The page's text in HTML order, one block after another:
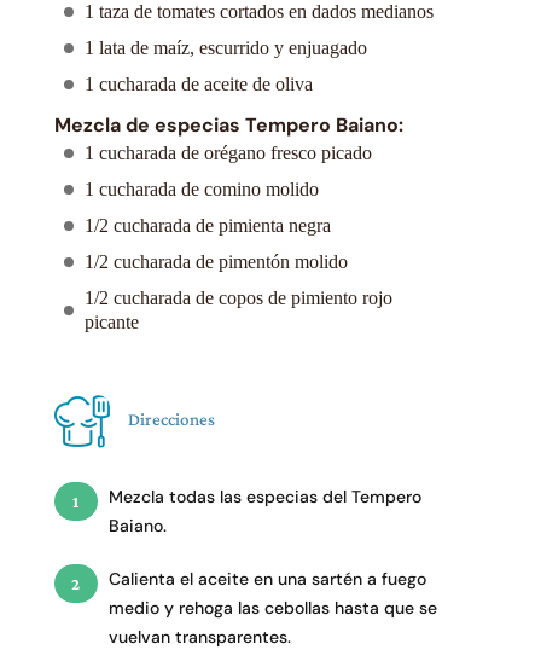
1 taza de tomates cortados en dados medianos
1 lata de maíz, escurrido y enjuagado
1 cucharada de aceite de oliva
Mezcla de especias Tempero Baiano:
1 cucharada de orégano fresco picado
1 cucharada de comino molido
1/2 cucharada de pimienta negra
1/2 cucharada de pimentón molido
1/2 cucharada de copos de pimiento rojo
picante
Direcciones
Mezcla todas las especias del Tempero
Baiano.
Calienta el aceite en una sartén a fuego
medio y rehoga las cebollas hasta que se
vuelvan transparentes.